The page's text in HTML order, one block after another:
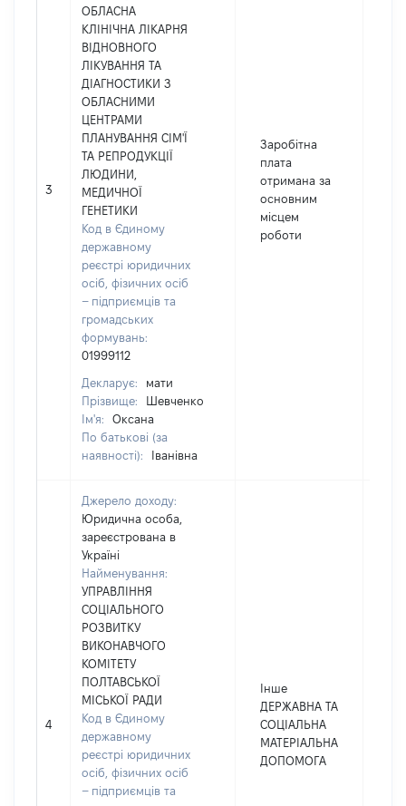
3
ОБЛАСНА
КЛІНІЧНА ЛІКАРНЯ
ВІДНОВНОГО
ЛІКУВАННЯ ТА
ДІАГНОСТИКИ З
ОБЛАСНИМИ
ЦЕНТРАМИ
ПЛАНУВАННЯ СІМ'Ї
ТА РЕПРОДУКЦІЇ
ЛЮДИНИ,
МЕДИЧНОЇ
ГЕНЕТИКИ
Код в Єдиному
державному
реєстрі юридичних
осіб, фізичних осіб
– підприємців та
громадських
формувань:
01999112
Декларує:
мати
Прізвище:
Шевченко
Ім'я:
Оксана
По батькові (за
наявності):
Іванівна
Заробітна
плата
отримана за
основним
місцем
роботи
4
Джерело доходу:
Юридична особа,
зареєстрована в
Україні
Найменування:
УПРАВЛІННЯ
СОЦІАЛЬНОГО
РОЗВИТКУ
ВИКОНАВЧОГО
КОМІТЕТУ
ПОЛТАВСЬКОЇ
МІСЬКОЇ РАДИ
Код в Єдиному
державному
реєстрі юридичних
осіб, фізичних осіб
– підприємців та
Інше
ДЕРЖАВНА ТА
СОЦІАЛЬНА
МАТЕРІАЛЬНА
ДОПОМОГА